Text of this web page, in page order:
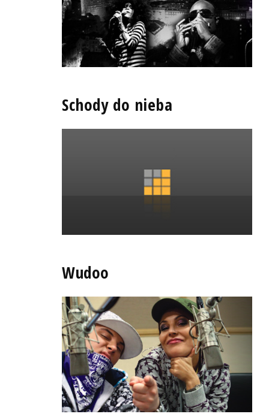
Schody do nieba
Wudoo